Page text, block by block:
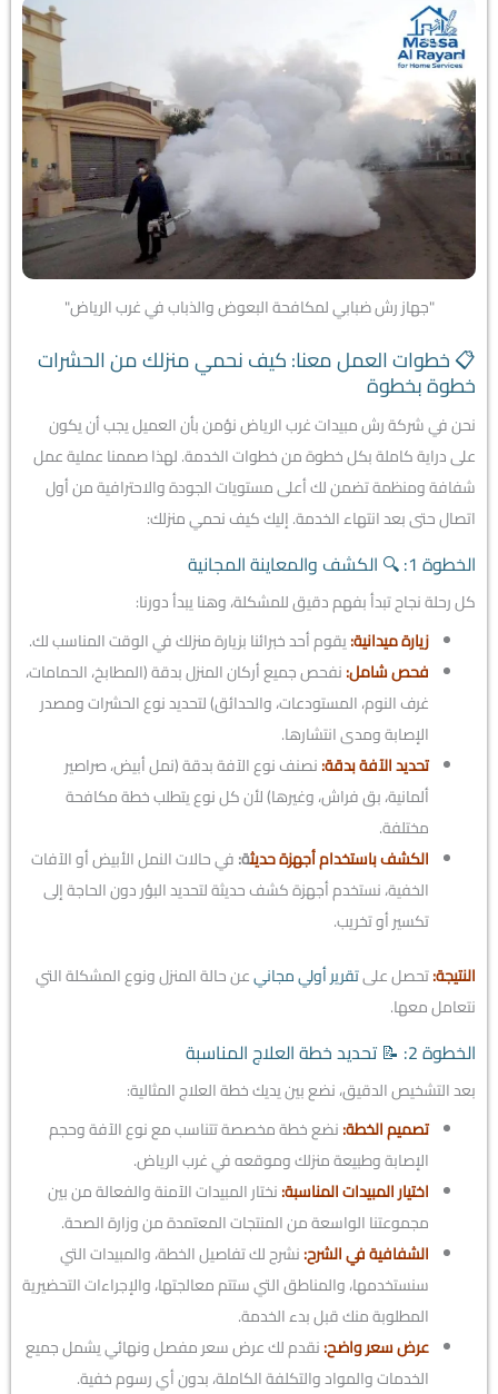
"جهاز رش ضبابي لمكافحة البعوض والذباب في غرب الرياض"
📋 خطوات العمل معنا: كيف نحمي منزلك من الحشرات
خطوة بخطوة
نحن في شركة رش مبيدات غرب الرياض نؤمن بأن العميل يجب أن يكون
على دراية كاملة بكل خطوة من خطوات الخدمة. لهذا صممنا عملية عمل
شفافة ومنظمة تضمن لك أعلى مستويات الجودة والاحترافية من أول
اتصال حتى بعد انتهاء الخدمة. إليك كيف نحمي منزلك:
الخطوة 1: 🔍 الكشف والمعاينة المجانية
كل رحلة نجاح تبدأ بفهم دقيق للمشكلة، وهنا يبدأ دورنا:
زيارة ميدانية:يقوم أحد خبرائنا بزيارة منزلك في الوقت المناسب لك.
فحص شامل:نفحص جميع أركان المنزل بدقة (المطابخ، الحمامات،
غرف النوم، المستودعات، والحدائق) لتحديد نوع الحشرات ومصدر
الإصابة ومدى انتشارها.
تحديد الآفة بدقة:نصنف نوع الآفة بدقة (نمل أبيض، صراصير
ألمانية، بق فراش، وغيرها) لأن كل نوع يتطلب خطة مكافحة
مختلفة.
الكشف باستخدام أجهزة حديثة:في حالات النمل الأبيض أو الآفات
الخفية، نستخدم أجهزة كشف حديثة لتحديد البؤر دون الحاجة إلى
تكسير أو تخريب.
النتيجة:تحصل علىتقرير أولي مجانيعن حالة المنزل ونوع المشكلة التي
نتعامل معها.
الخطوة 2: 📝 تحديد خطة العلاج المناسبة
بعد التشخيص الدقيق، نضع بين يديك خطة العلاج المثالية:
تصميم الخطة:نضع خطة مخصصة تتناسب مع نوع الآفة وحجم
الإصابة وطبيعة منزلك وموقعه في غرب الرياض.
اختيار المبيدات المناسبة:نختار المبيدات الآمنة والفعالة من بين
مجموعتنا الواسعة من المنتجات المعتمدة من وزارة الصحة.
الشفافية في الشرح:نشرح لك تفاصيل الخطة، والمبيدات التي
سنستخدمها، والمناطق التي ستتم معالجتها، والإجراءات التحضيرية
المطلوبة منك قبل بدء الخدمة.
عرض سعر واضح:نقدم لك عرض سعر مفصل ونهائي يشمل جميع
الخدمات والمواد والتكلفة الكاملة، بدون أي رسوم خفية.